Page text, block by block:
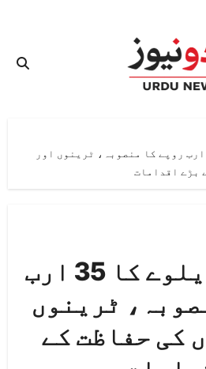
ریلوے کا 35 ارب روپے کا منصوبہ، ٹرینوں اور
بڑے اقدامات
پاکستان ریلوے کا 35 ارب
ٹرینوں
کی حفاظت کے